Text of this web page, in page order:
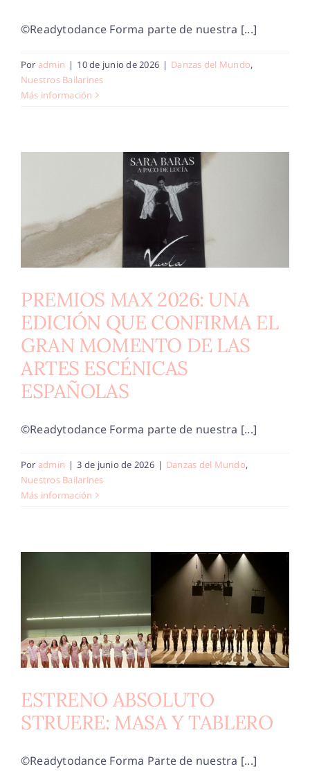
©Readytodance Forma parte de nuestra [...]
Por admin | 10 de junio de 2026 | Danzas del Mundo,
Nuestros Bailarines
Más información
PREMIOS MAX 2026: UNA
EDICIÓN QUE CONFIRMA EL
GRAN MOMENTO DE LAS
ARTES ESCÉNICAS
ESPAÑOLAS
©Readytodance Forma parte de nuestra [...]
Por admin | 3 de junio de 2026 | Danzas del Mundo,
Nuestros Bailarines
Más información
ESTRENO ABSOLUTO
STRUERE: MASA Y TABLERO
©Readytodance Forma Parte de nuestra [...]